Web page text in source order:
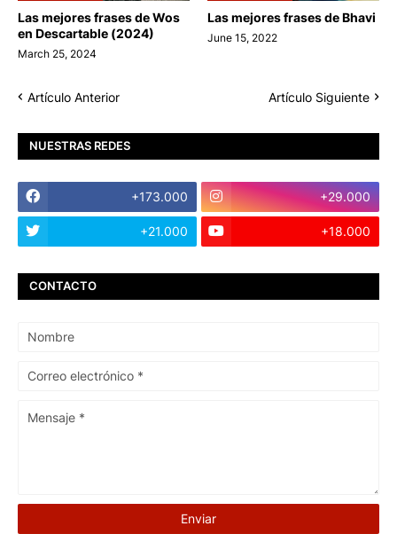
Las mejores frases de Wos
en Descartable (2024)
March 25, 2024
Las mejores frases de Bhavi
June 15, 2022
Artículo Anterior Artículo Siguiente
NUESTRAS REDES
+173.000 +29.000
+21.000 +18.000
CONTACTO